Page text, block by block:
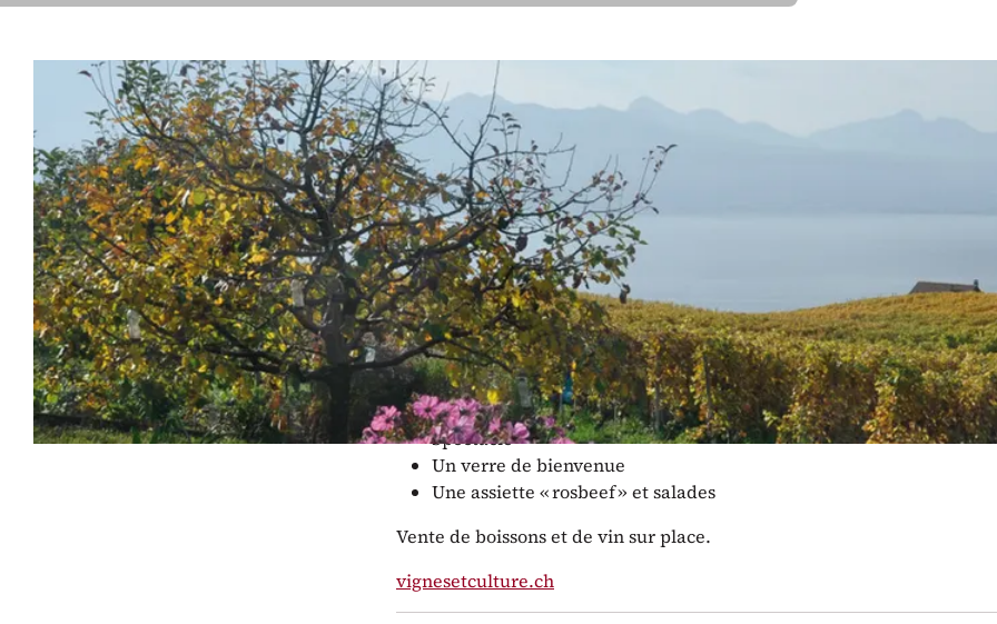
L’Agence ACP présente : Vignes&Culture 2023 !
deux ans de succès et un prix de l’œnotourisme
cette édition promet d’être belle !
Infos pratiques
De 18h30 - fin environ 21h30, dont 45 minutes de découverte de l’artiste.
Forfait CHF 59 CHF par personne incluant
Spectacle
Un verre de bienvenue
Une assiette « rosbeef » et salades
Vente de boissons et de vin sur place.
vignesetculture.ch